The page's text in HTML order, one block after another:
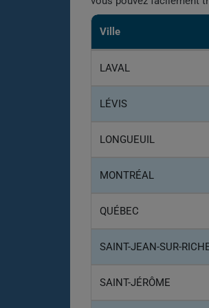
Ville
LAVAL
LÉVIS
LONGUEUIL
MONTRÉAL
QUÉBEC
SAINT-JEAN-SUR-
SAINT-JÉRÔME